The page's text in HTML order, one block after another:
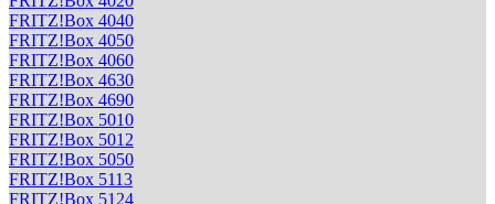
FRITZ!Box 4040
FRITZ!Box 4050
FRITZ!Box 4060
FRITZ!Box 4630
FRITZ!Box 4690
FRITZ!Box 5010
FRITZ!Box 5012
FRITZ!Box 5050
FRITZ!Box 5113
FRITZ!Box 5124